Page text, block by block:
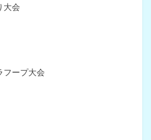
大会
フープ大会